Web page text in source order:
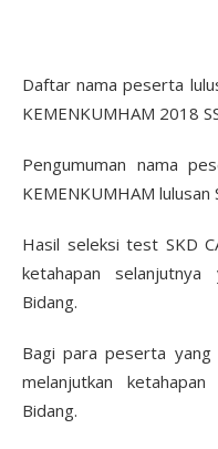
Daftar nama peserta
KEMENKUMHAM 2018
Pengumuman nama
KEMENKUMHAM lulusan
Hasil seleksi test SKD
ketahapan
Bidang.
Bagi para peserta yang
melanjutkan
Bidang.